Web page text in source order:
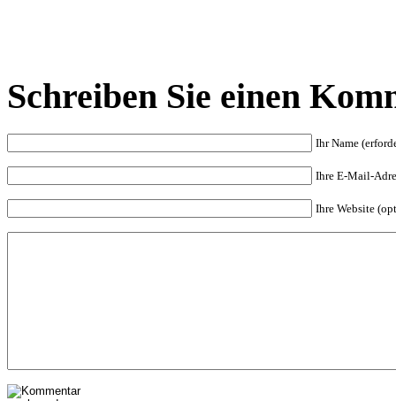
Schreiben Sie einen
Ihr Name
Ihre E-Mail-
Ihre Website